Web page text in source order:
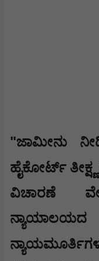
"ಜಾಮೀನು
ಹೈಕೋರ್ಟ್
ವಿಚಾರಣೆ